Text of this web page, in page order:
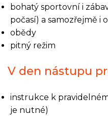
bohatý sportovní i
počasí) a samozřejmě i
obědy
pitný režim
V den nástupu
instrukce k
je nutné)